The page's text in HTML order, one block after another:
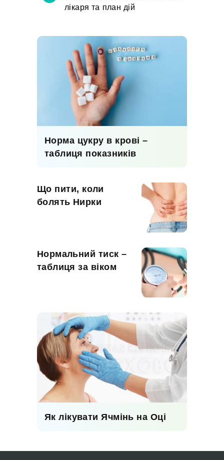
лікаря та план дій
Норма цукру в крові –
таблиця показників
Що пити, коли
болять Нирки
Нормальний тиск –
таблиця за віком
Як лікувати Ячмінь на Оці